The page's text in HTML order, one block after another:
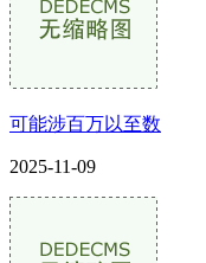
可能涉百万以至数
2025-11-09